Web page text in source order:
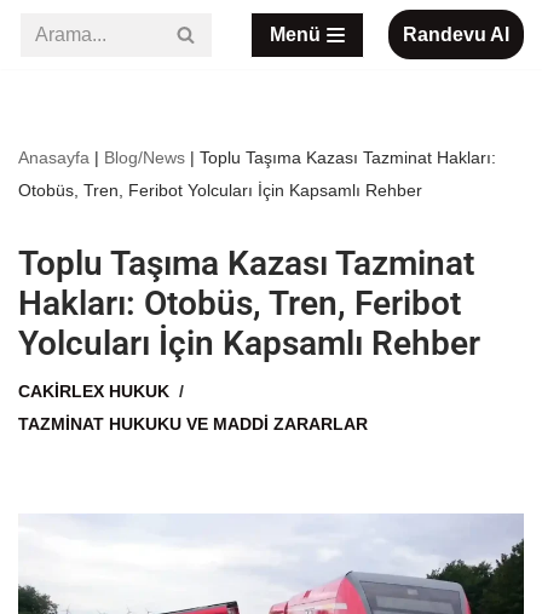
Menü Randevu Al
Anasayfa | Blog/News | Toplu Taşıma Kazası Tazminat Hakları:
Otobüs, Tren, Feribot Yolcuları İçin Kapsamlı Rehber
Toplu Taşıma Kazası Tazminat
Hakları: Otobüs, Tren, Feribot
Yolcuları İçin Kapsamlı Rehber
CAKIRLEX HUKUK
TAZMINAT HUKUKU VE MADDI ZARARLAR